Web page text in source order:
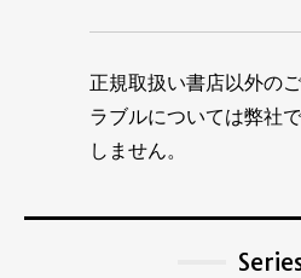
正規取扱い書店以外の
ラブルについては弊社
しません。